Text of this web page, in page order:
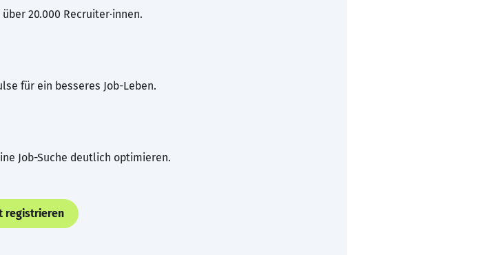
20.000 Recruiter·innen.
für ein besseres Job-Leben.
Job-Suche deutlich optimieren.
registrieren